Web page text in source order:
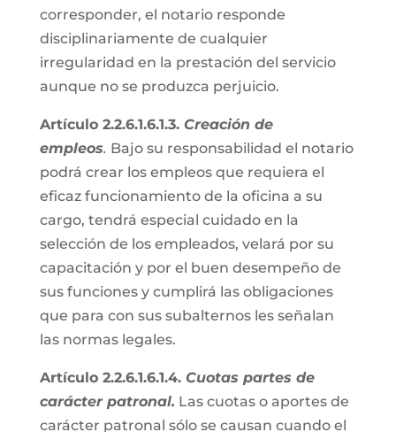
corresponder, el notario responde
disciplinariamente de cualquier
irregularidad en la prestación del servicio
aunque no se produzca perjuicio.
Artículo 2.2.6.1.6.1.3. Creación de
empleos. Bajo su responsabilidad el notario
podrá crear los empleos que requiera el
eficaz funcionamiento de la oficina a su
cargo, tendrá especial cuidado en la
selección de los empleados, velará por su
capacitación y por el buen desempeño de
sus funciones y cumplirá las obligaciones
que para con sus subalternos les señalan
las normas legales.
Artículo 2.2.6.1.6.1.4. Cuotas partes de
carácter patronal. Las cuotas o aportes de
carácter patronal sólo se causan cuando el